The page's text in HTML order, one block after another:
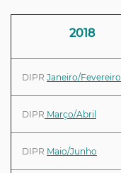
2018
DIPR Janeiro/Fevereiro
DIPR Março/Abril
DIPR Maio/Junho